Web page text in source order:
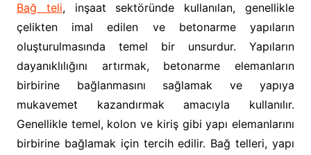
Bağ teli, inşaat sektöründe kullanılan, genellikle
çelikten imal edilen ve betonarme yapıların
oluşturulmasında temel bir unsurdur. Yapıların
dayanıklılığını artırmak, betonarme elemanların
birbirine bağlanmasını sağlamak ve yapıya
mukavemet kazandırmak amacıyla kullanılır.
Genellikle temel, kolon ve kiriş gibi yapı elemanlarını
birbirine bağlamak için tercih edilir. Bağ telleri, yapı